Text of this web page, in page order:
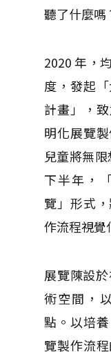
聽了什麼嗎
2020 年，
度，發起
計畫」，
明化展覽
兒童將無
下半年，
覽」形式
作流程視覺
展覽陳設
術空間，
點。以培
覽製作流